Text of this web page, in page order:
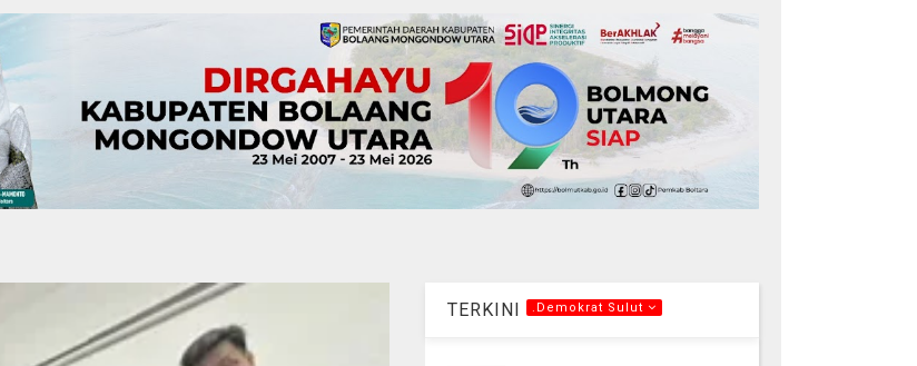
TERKINI .Demokrat Sulut